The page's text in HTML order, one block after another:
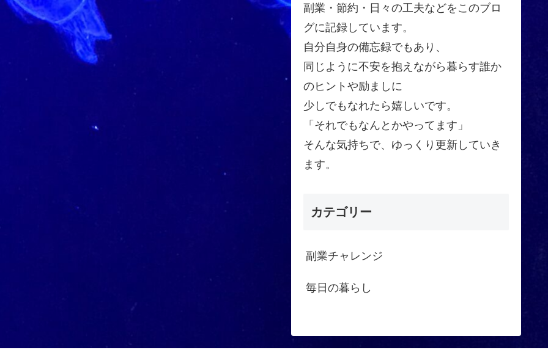
副業・節約・日々の工夫などをこのブロ
グに記録しています。
自分自身の備忘録でもあり、
同じように不安を抱えながら暮らす誰か
のヒントや励ましに
少しでもなれたら嬉しいです。
「それでもなんとかやってます」
そんな気持ちで、ゆっくり更新していき
ます。
カテゴリー
副業チャレンジ
毎日の暮らし